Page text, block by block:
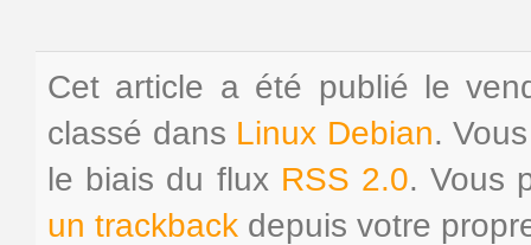
Cet article a été publié le
classé dans Linux Debian.
le biais du flux RSS 2.0. Vous
un trackback depuis votre